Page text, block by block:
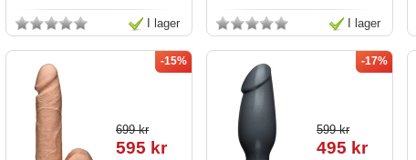
I lager I lager
-15%
699 kr
595 kr
-17%
599 kr
495 kr